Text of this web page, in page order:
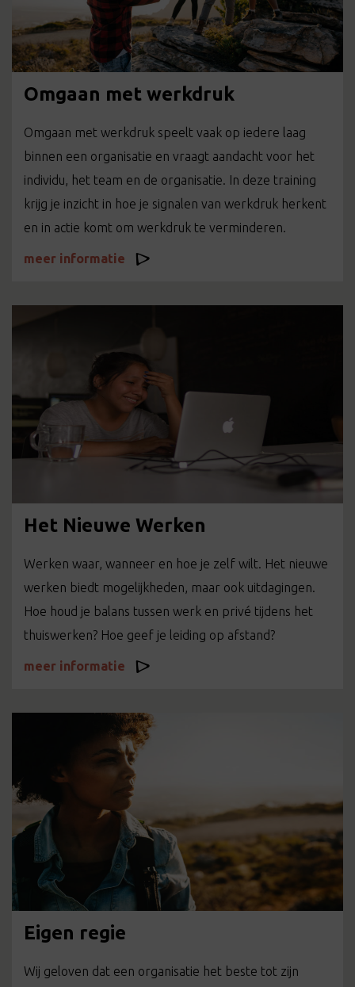
Omgaan met werkdruk
Omgaan met werkdruk speelt vaak op iedere laag
binnen een organisatie en vraagt aandacht voor het
individu, het team en de organisatie. In deze training
krijg je inzicht in hoe je signalen van werkdruk herkent
en in actie komt om werkdruk te verminderen.
meer informatie
Het Nieuwe Werken
Werken waar, wanneer en hoe je zelf wilt. Het nieuwe
werken biedt mogelijkheden, maar ook uitdagingen.
Hoe houd je balans tussen werk en privé tijdens het
thuiswerken? Hoe geef je leiding op afstand?
meer informatie
Eigen regie
Wij geloven dat een organisatie het beste tot zijn